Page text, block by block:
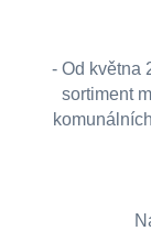
- Od května
sortiment